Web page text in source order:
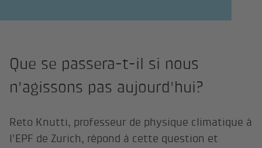
Que se passera-t-il si nous
n'agissons pas aujourd'hui?
Reto Knutti, professeur de physique climatique à
l'EPF de Zurich, répond à cette question et